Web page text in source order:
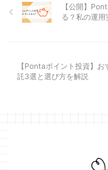
2では、マイナンバーカードな
どの本人確認書類などの提出
方法についてです。 “三菱UFJ
eスマート証券口座開設の4ペ
ージ目です。 “マイナンバーカ
【公開】
る？私の運
【Pontaポイント投資】
託3選と選び方を解説